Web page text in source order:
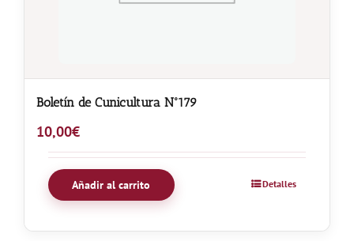
Boletín de Cunicultura Nº179
10,00€
Añadir al carrito Detalles